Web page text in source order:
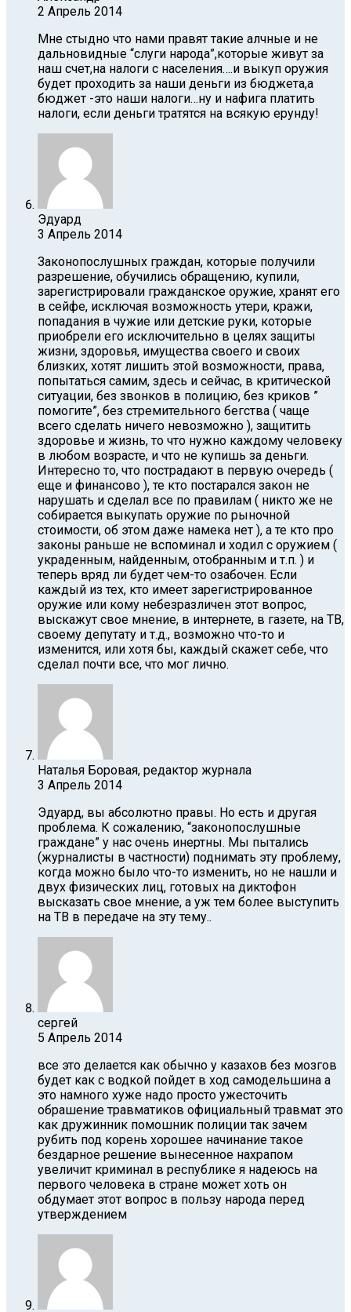
2 Апрель 2014
Мне стыдно что нами правят такие алчные и не
дальновидные “слуги народа”,которые живут за
наш счет,на налоги с населения….и выкуп оружия
будет проходить за наши деньги из бюджета,а
бюджет -это наши налоги…ну и нафига платить
налоги, если деньги тратятся на всякую ерунду!
Эдуард
3 Апрель 2014
Законопослушных граждан, которые получили
разрешение, обучились обращению, купили,
зарегистрировали гражданское оружие, хранят его
в сейфе, исключая возможность утери, кражи,
попадания в чужие или детские руки, которые
приобрели его исключительно в целях защиты
жизни, здоровья, имущества своего и своих
близких, хотят лишить этой возможности, права,
попытаться самим, здесь и сейчас, в критической
ситуации, без звонков в полицию, без криков ”
помогите”, без стремительного бегства ( чаще
всего сделать ничего невозможно ), защитить
здоровье и жизнь, то что нужно каждому человеку
в любом возрасте, и что не купишь за деньги.
Интересно то, что пострадают в первую очередь (
еще и финансово ), те кто постарался закон не
нарушать и сделал все по правилам ( никто же не
собирается выкупать оружие по рыночной
стоимости, об этом даже намека нет ), а те кто про
законы раньше не вспоминал и ходил с оружием (
украденным, найденным, отобранным и т.п. ) и
теперь вряд ли будет чем-то озабочен. Если
каждый из тех, кто имеет зарегистрированное
оружие или кому небезразличен этот вопрос,
выскажут свое мнение, в интернете, в газете, на ТВ,
своему депутату и т.д., возможно что-то и
изменится, или хотя бы, каждый скажет себе, что
сделал почти все, что мог лично.
Наталья Боровая, редактор журнала
3 Апрель 2014
Эдуард, вы абсолютно правы. Но есть и другая
проблема. К сожалению, “законопослушные
граждане” у нас очень инертны. Мы пытались
(журналисты в частности) поднимать эту проблему,
когда можно было что-то изменить, но не нашли и
двух физических лиц, готовых на диктофон
высказать свое мнение, а уж тем более выступить
на ТВ в передаче на эту тему..
сергей
5 Апрель 2014
все это делается как обычно у казахов без мозгов
будет как с водкой пойдет в ход самодельшина а
это намного хуже надо просто ужесточить
обрашение травматиков официальный травмат это
как дружинник помошник полиции так зачем
рубить под корень хорошее начинание такое
бездарное решение вынесенное нахрапом
увеличит криминал в республике я надеюсь на
первого человека в стране может хоть он
обдумает этот вопрос в пользу народа перед
утверждением